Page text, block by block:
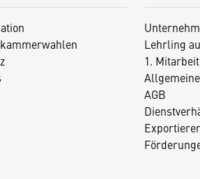
Lehrling
1.
AGB